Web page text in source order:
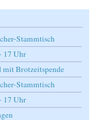
Stammtisch
17 Uhr
Brotzeitspende
Stammtisch
17 Uhr